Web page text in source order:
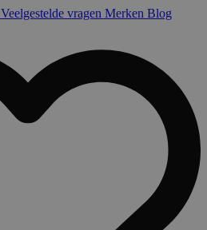
Veelgestelde vragen Merken Blog